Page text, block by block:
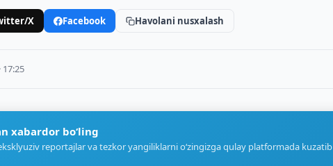
X Facebook Havolani nusxalash
17:25
xabardor bo‘ling
reportajlar va tezkor yangiliklarni o‘zingizga qulay platformada kuzatib